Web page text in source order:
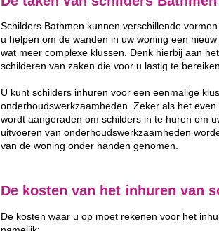
Schilders Bathmen kunnen verschillende
u helpen om de wanden in uw woning een
wat meer complexe klussen. Denk hierbij aan
schilderen van zaken die voor u lastig te
U kunt schilders inhuren voor een eenmalige
onderhoudswerkzaamheden. Zeker als het
wordt aangeraden om schilders in te huren om
uitvoeren van onderhoudswerkzaamheden
van de woning onder handen genomen.
De kosten van het inhuren van
De kosten waar u op moet rekenen voor het